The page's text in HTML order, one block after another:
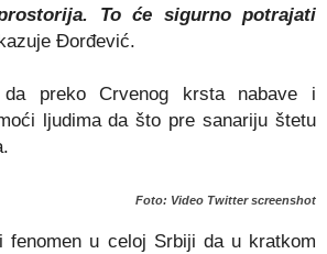
To će sigurno potrajati
Đorđević.
da preko Crvenog krsta nabave i
ljudima da što pre sanariju štetu
Foto: Video Twitter screenshot
fenomen u celoj Srbiji da u kratkom